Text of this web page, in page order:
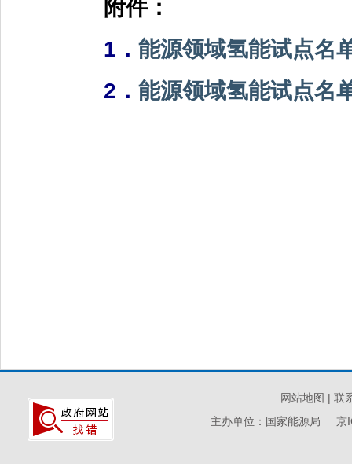
附件：
1． 能源领域氢能试点名
2． 能源领域氢能试点名